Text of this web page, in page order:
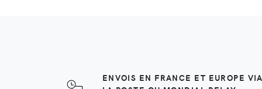
ENVOIS EN FRANCE ET EUROPE